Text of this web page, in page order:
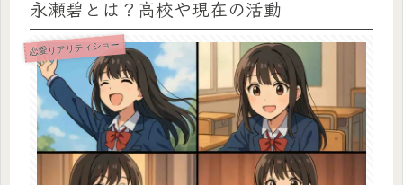
永瀬碧とは？高校や現在の活動
恋愛リアリティショー